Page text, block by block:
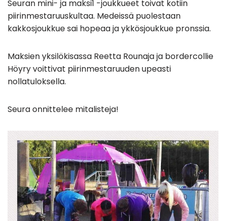
Seuran mini- ja maksi1 -joukkueet toivat kotiin
piirinmestaruuskultaa. Medeissä puolestaan
kakkosjoukkue sai hopeaa ja ykkösjoukkue pronssia.
Maksien yksilökisassa Reetta Rounaja ja bordercollie
Höyry voittivat piirinmestaruuden upeasti
nollatuloksella.
Seura onnittelee mitalisteja!